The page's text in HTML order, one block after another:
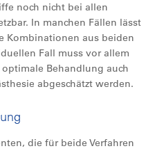
noch nicht bei allen
In manchen Fällen lässt
Kombinationen aus beiden
Fall muss vor allem
Behandlung auch
abgeschätzt werden.
die für beide Verfahren